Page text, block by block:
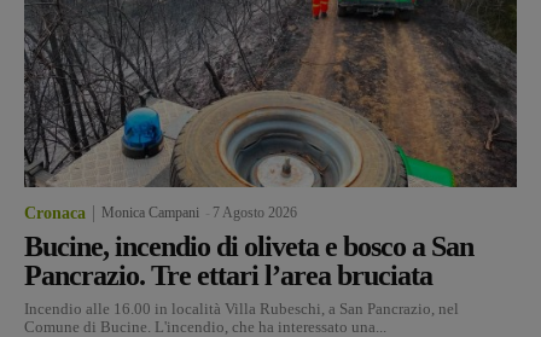
Cronaca Monica Campani 7 Agosto 2026
Bucine, incendio di oliveta e bosco a San
Pancrazio. Tre ettari l’area bruciata
Incendio alle 16.00 in località Villa Rubeschi, a San Pancrazio, nel
Comune di Bucine. L'incendio, che ha interessato una...